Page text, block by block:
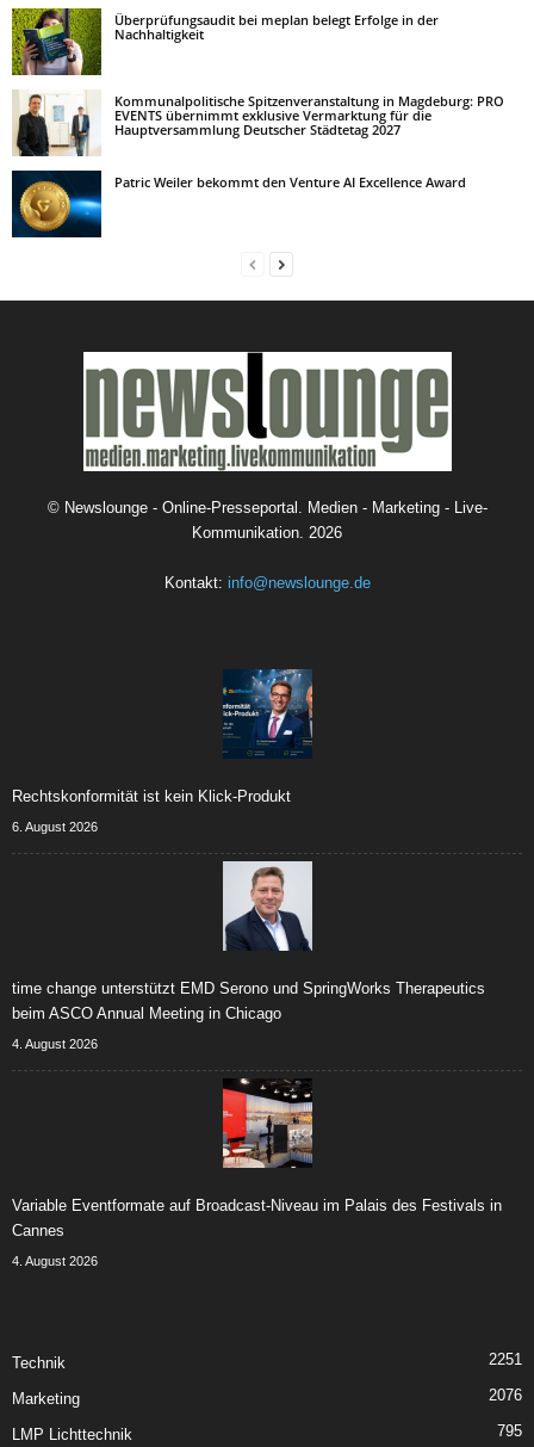
Überprüfungsaudit bei meplan belegt Erfolge in der
Nachhaltigkeit
Kommunalpolitische Spitzenveranstaltung in Magdeburg: PRO
EVENTS übernimmt exklusive Vermarktung für die
Hauptversammlung Deutscher Städtetag 2027
Patric Weiler bekommt den Venture AI Excellence Award
© Newslounge - Online-Presseportal. Medien - Marketing - Live-
Kommunikation. 2026
Kontakt: info@newslounge.de
Rechtskonformität ist kein Klick-Produkt
6. August 2026
time change unterstützt EMD Serono und SpringWorks Therapeutics
beim ASCO Annual Meeting in Chicago
4. August 2026
Variable Eventformate auf Broadcast-Niveau im Palais des Festivals in
Cannes
4. August 2026
Technik 2251
Marketing 2076
LMP Lichttechnik 795